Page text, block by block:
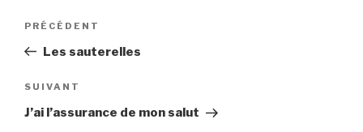
Navigation
l’article
Article
précédent
PRÉCÉDENT
Les sauterelles
Article
suivant
SUIVANT
J’ai l’assurance de mon salut